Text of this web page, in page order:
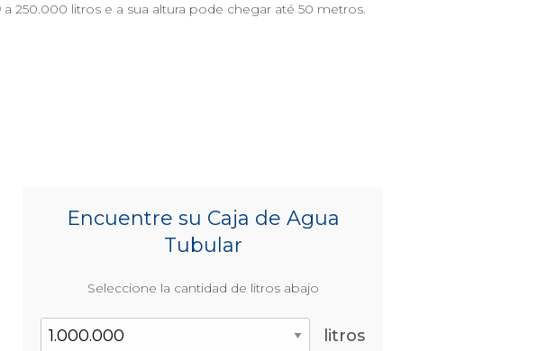
a 250.000 litros e a sua altura pode chegar até 50 metros.
Encuentre su Caja de Agua
Tubular
Seleccione la cantidad de litros abajo
litros